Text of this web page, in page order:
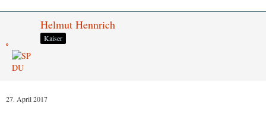
Helmut Hennrich
Kaiser
27. April 2017